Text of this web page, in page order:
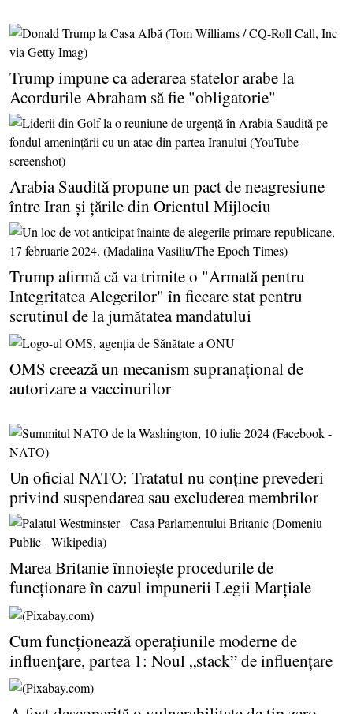
Trump impune ca aderarea statelor arabe la
Acordurile Abraham să fie "obligatorie"
Arabia Saudită propune un pact de neagresiune
între Iran şi ţările din Orientul Mijlociu
Trump afirmă că va trimite o "Armată pentru
Integritatea Alegerilor" în fiecare stat pentru
scrutinul de la jumătatea mandatului
OMS creează un mecanism supranaţional de
autorizare a vaccinurilor
Un oficial NATO: Tratatul nu conţine prevederi
privind suspendarea sau excluderea membrilor
Marea Britanie înnoieşte procedurile de
funcţionare în cazul impunerii Legii Marţiale
Cum funcţionează operaţiunile moderne de
influenţare, partea 1: Noul „stack” de influenţare